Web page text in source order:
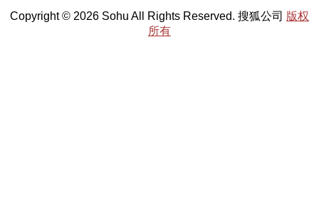
Copyright © 2026 Sohu All Rights Reserved. 搜狐公司 版权
所有